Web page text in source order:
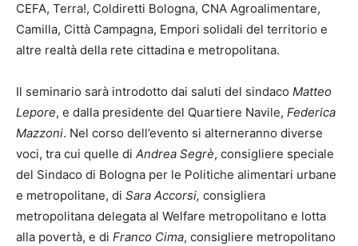
CEFA, Terra!, Coldiretti Bologna, CNA Agroalimentare,
Camilla, Città Campagna, Empori solidali del territorio e
altre realtà della rete cittadina e metropolitana.
Il seminario sarà introdotto dai saluti del sindaco Matteo
Lepore, e dalla presidente del Quartiere Navile, Federica
Mazzoni. Nel corso dell’evento si alterneranno diverse
voci, tra cui quelle di Andrea Segrè, consigliere speciale
del Sindaco di Bologna per le Politiche alimentari urbane
e metropolitane, di Sara Accorsi, consigliera
metropolitana delegata al Welfare metropolitano e lotta
alla povertà, e di Franco Cima, consigliere metropolitano